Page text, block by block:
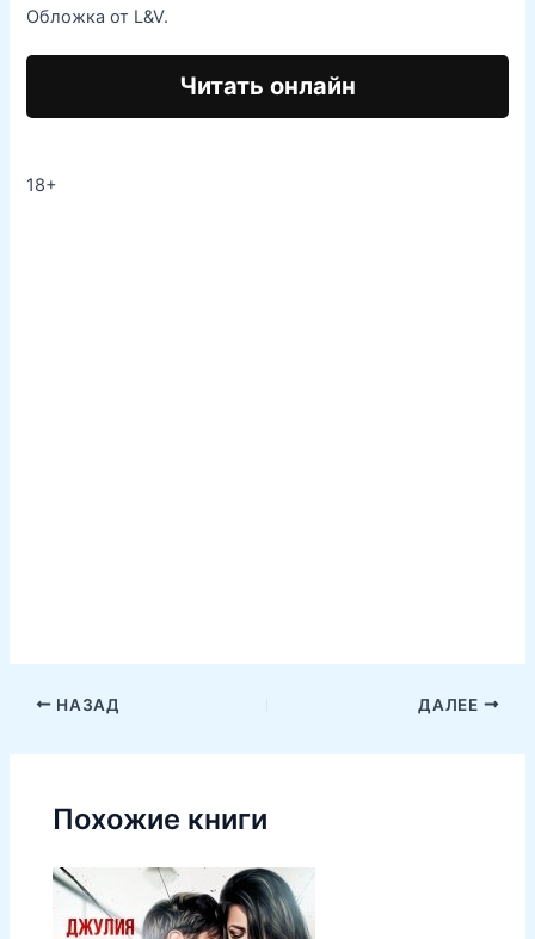
Обложка от L&V.
Читать онлайн
18+
НАЗАД ДАЛЕЕ
Похожие книги